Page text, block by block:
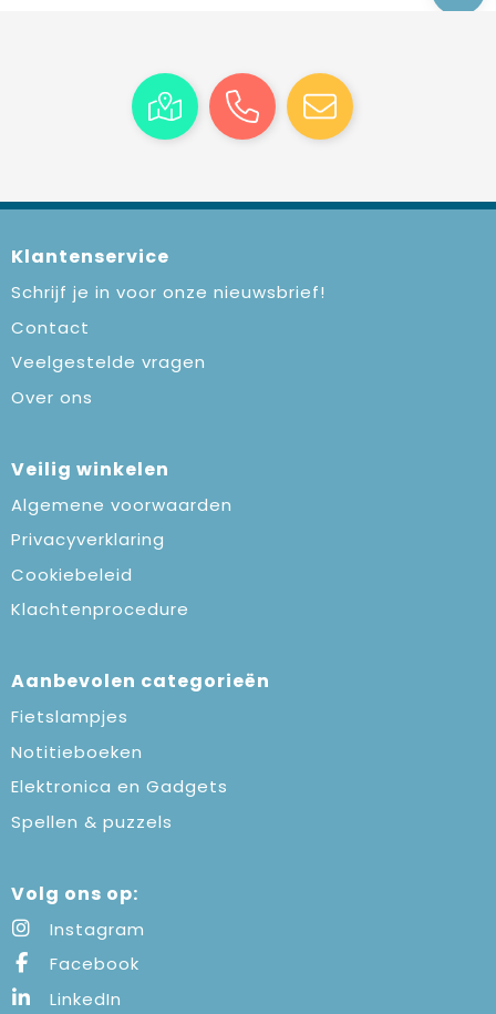
Klantenservice
Schrijf je in voor onze nieuwsbrief!
Contact
Veelgestelde vragen
Over ons
Veilig winkelen
Algemene voorwaarden
Privacyverklaring
Cookiebeleid
Klachtenprocedure
Aanbevolen categorieën
Fietslampjes
Notitieboeken
Elektronica en Gadgets
Spellen & puzzels
Volg ons op:
Instagram
Facebook
LinkedIn